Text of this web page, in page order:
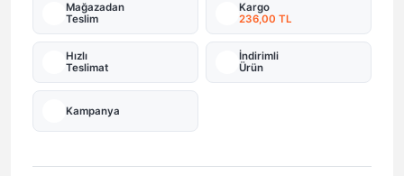
Mağazadan
Teslim
Kargo
236,00 TL
Hızlı
Teslimat
İndirimli
Ürün
Kampanya